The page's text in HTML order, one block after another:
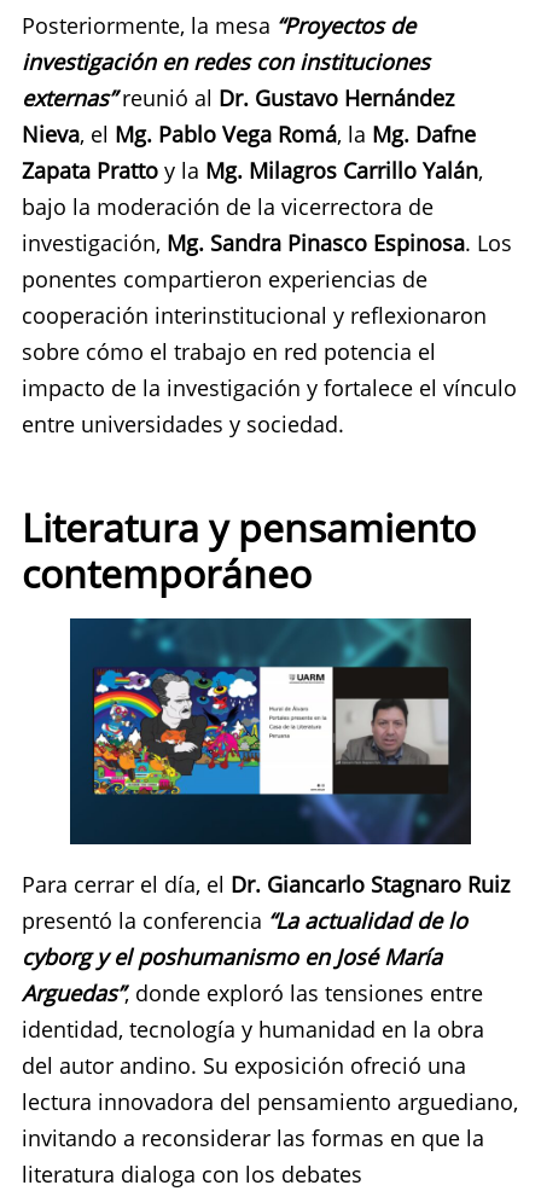
Posteriormente, la mesa “Proyectos de
investigación en redes con instituciones
externas” reunió al Dr. Gustavo Hernández
Nieva, el Mg. Pablo Vega Romá, la Mg. Dafne
Zapata Pratto y la Mg. Milagros Carrillo Yalán,
bajo la moderación de la vicerrectora de
investigación, Mg. Sandra Pinasco Espinosa. Los
ponentes compartieron experiencias de
cooperación interinstitucional y reflexionaron
sobre cómo el trabajo en red potencia el
impacto de la investigación y fortalece el vínculo
entre universidades y sociedad.
Literatura y pensamiento
contemporáneo
Para cerrar el día, el Dr. Giancarlo Stagnaro Ruiz
presentó la conferencia “La actualidad de lo
cyborg y el poshumanismo en José María
Arguedas”, donde exploró las tensiones entre
identidad, tecnología y humanidad en la obra
del autor andino. Su exposición ofreció una
lectura innovadora del pensamiento arguediano,
invitando a reconsiderar las formas en que la
literatura dialoga con los debates